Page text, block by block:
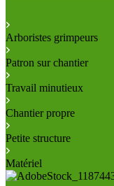
Arboristes grimpeurs
Patron sur chantier
Travail minutieux
Chantier propre
Petite structure
Matériel